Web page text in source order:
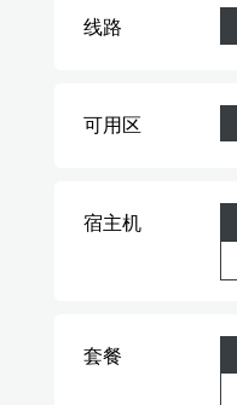
线路
可用区
宿主机
套餐